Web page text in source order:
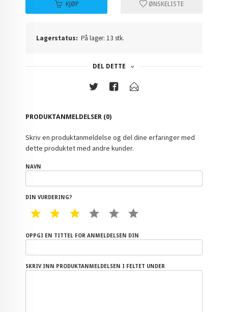
KJØP ØNSKELISTE
Lagerstatus: På lager: 13 stk.
DEL DETTE
PRODUKTANMELDELSER (0)
Skriv en produktanmeldelse og del dine erfaringer med
dette produktet med andre kunder.
NAVN
DIN VURDERING?
1 STAR2 STAR3 STAR4 STAR5 STAR
OPPGI EN TITTEL FOR ANMELDELSEN DIN
SKRIV INN PRODUKTANMELDELSEN I FELTET UNDER